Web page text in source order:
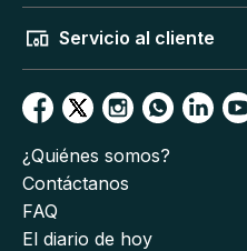
Servicio al cliente
¿Quiénes somos?
Contáctanos
FAQ
El diario de hoy